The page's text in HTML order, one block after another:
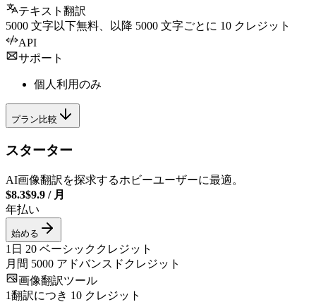
テキスト翻訳
5000 文字以下無料、以降 5000 文字ごとに 10 クレジット
API
サポート
個人利用のみ
プラン比較
スターター
AI画像翻訳を探求するホビーユーザーに最適。
$8.3$9.9 / 月
年払い
始める
1日 20 ベーシッククレジット
月間 5000 アドバンスドクレジット
画像翻訳ツール
1翻訳につき 10 クレジット